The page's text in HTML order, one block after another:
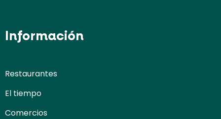
Información
Restaurantes
El tiempo
Comercios